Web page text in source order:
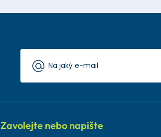
Zavolejte nebo napište